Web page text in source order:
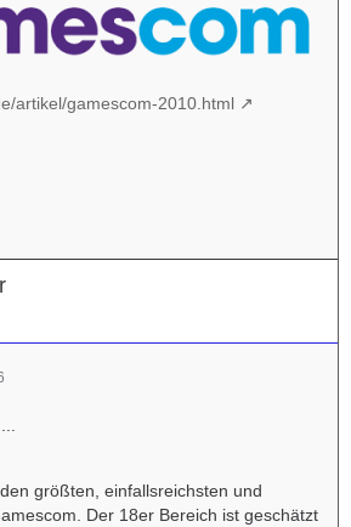
artikel/gamescom-2010.html
größten, einfallsreichsten und
Der 18er Bereich ist geschätzt